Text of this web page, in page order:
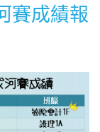
賽成績報